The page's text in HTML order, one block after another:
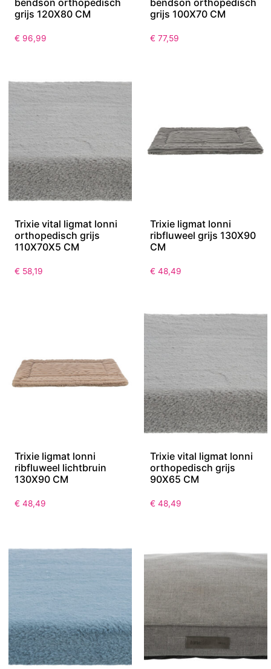
grijs 120X80 CM
€ 96,99
grijs 100X70 CM
€ 77,59
Trixie vital ligmat lonni
orthopedisch grijs
110X70X5 CM
€ 58,19
Trixie ligmat lonni
ribfluweel grijs 130X90
CM
€ 48,49
Trixie ligmat lonni
ribfluweel lichtbruin
130X90 CM
€ 48,49
Trixie vital ligmat lonni
orthopedisch grijs
90X65 CM
€ 48,49